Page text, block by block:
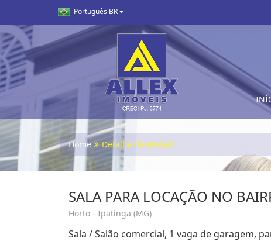
Português BR
Home Detalhe do Imóvel
SALA PARA LOCAÇÃO NO
Horto - Ipatinga (MG)
Sala / Salão comercial, 1 vaga de garagem,